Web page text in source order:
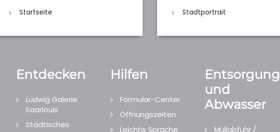
Startseite
Stadtportrait
Entdecken
Ludwig Galerie
Saarlouis
Städtisches
Hilfen
Formular-Center
Öffnungszeiten
Leichte Sprache
Entsorgung
und
Abwasser
Müllabfuhr /